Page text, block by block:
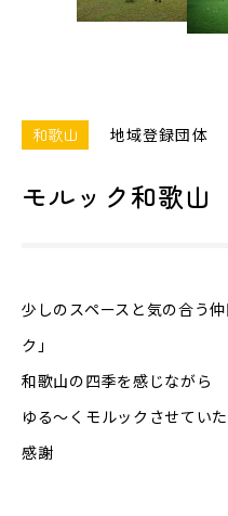
和歌山 地域登録団体
モルック和歌山
少しのスペースと気の合う
ク」
和歌山の四季を感じながら
ゆる～くモルックさせてい
感謝